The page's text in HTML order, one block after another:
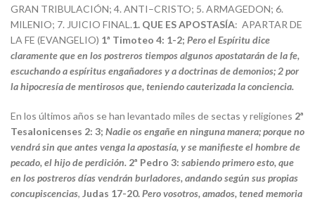
GRAN TRIBULACIÓN; 4. ANTI–CRISTO; 5. ARMAGEDON; 6.
MILENIO; 7. JUICIO FINAL.1. QUE ES APOSTASÍA: APARTAR DE
LA FE (EVANGELIO) 1ª Timoteo 4: 1-2; Pero el Espíritu dice
claramente que en los postreros tiempos algunos apostatarán de la fe,
escuchando a espíritus engañadores y a doctrinas de demonios; 2 por
la hipocresía de mentirosos que, teniendo cauterizada la conciencia.
En los últimos años se han levantado miles de sectas y religiones 2ª
Tesalonicenses 2: 3; Nadie os engañe en ninguna manera; porque no
vendrá sin que antes venga la apostasía, y se manifieste el hombre de
pecado, el hijo de perdición. 2ª Pedro 3: sabiendo primero esto, que
en los postreros días vendrán burladores, andando según sus propias
concupiscencias, Judas 17-20.Pero vosotros, amados, tened memoria